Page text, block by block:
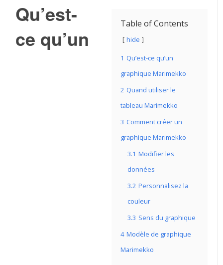
Table of Contents
hide
1 Qu’est-ce qu’un
graphique Marimekko
2 Quand utiliser le
tableau Marimekko
3 Comment créer un
graphique Marimekko
3.1 Modifier les
données
3.2 Personnalisez la
couleur
3.3 Sens du graphique
4 Modèle de graphique
Marimekko
Qu’est-
ce qu’un